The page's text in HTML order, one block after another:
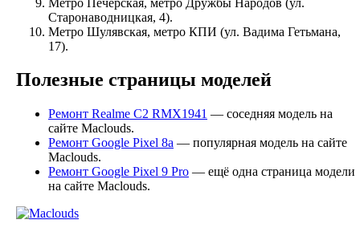
Старонаводницкая, 4).
Метро Шулявская, метро КПИ (ул. Вадима Гетьмана,
17).
Полезные страницы моделей
Ремонт Realme C2 RMX1941 — соседняя модель на
сайте Maclouds.
Ремонт Google Pixel 8a — популярная модель на сайте
Maclouds.
Ремонт Google Pixel 9 Pro — ещё одна страница модели
на сайте Maclouds.